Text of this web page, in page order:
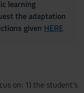
learning
the adaptation
given HERE
on: 1) the student's